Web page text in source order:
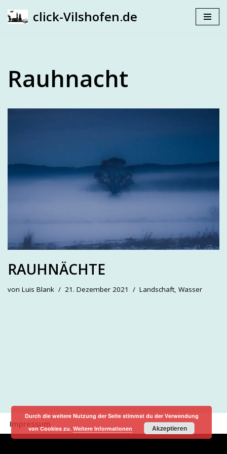
click-Vilshofen.de
Rauhnacht
RAUHNÄCHTE
von Luis Blank 21. Dezember 2021 Landschaft, Wasser
Impressum
Durch die weitere Nutzung der Seite stimmst du der Verwendung
von Cookies zu.Weitere Informationen Akzeptieren